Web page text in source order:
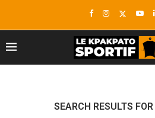
SEARCH RESULTS FOR